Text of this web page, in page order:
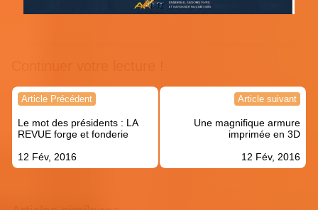
Navigation
l’article
Article Précédent
Le mot des présidents : LA
REVUE forge et fonderie
12 Fév, 2016
Article suivant
Une magnifique armure
imprimée en 3D
12 Fév, 2016